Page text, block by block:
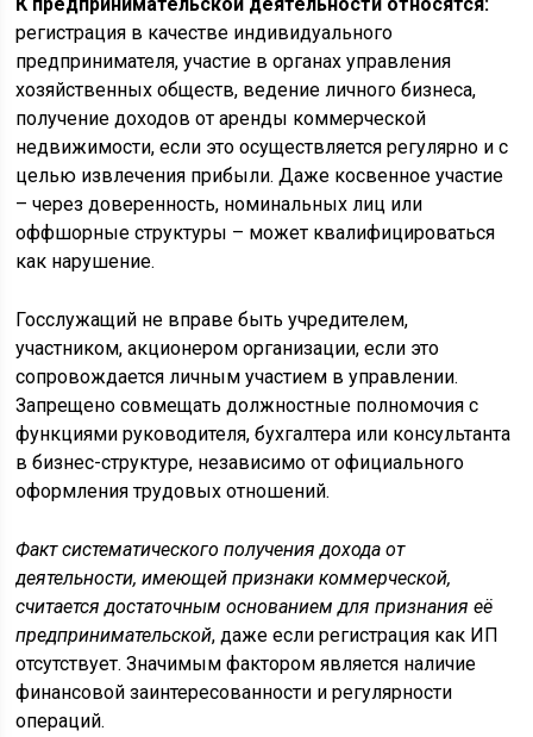
регистрация в качестве индивидуального
предпринимателя, участие в органах управления
хозяйственных обществ, ведение личного бизнеса,
получение доходов от аренды коммерческой
недвижимости, если это осуществляется регулярно и с
целью извлечения прибыли. Даже косвенное участие
– через доверенность, номинальных лиц или
оффшорные структуры – может квалифицироваться
как нарушение.
Госслужащий не вправе быть учредителем,
участником, акционером организации, если это
сопровождается личным участием в управлении.
Запрещено совмещать должностные полномочия с
функциями руководителя, бухгалтера или консультанта
в бизнес-структуре, независимо от официального
оформления трудовых отношений.
Факт систематического получения дохода от
деятельности, имеющей признаки коммерческой,
считается достаточным основанием для признания её
предпринимательской, даже если регистрация как ИП
отсутствует. Значимым фактором является наличие
финансовой заинтересованности и регулярности
операций.